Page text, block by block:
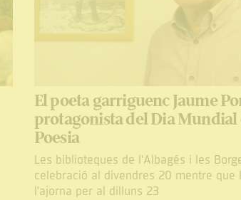
El poeta garriguenc Jaume
protagonista del Dia Mundial
Poesia
Les biblioteques de l'Albagés i les
celebració al divendres 20 mentre que
l'ajorna per al dilluns 23